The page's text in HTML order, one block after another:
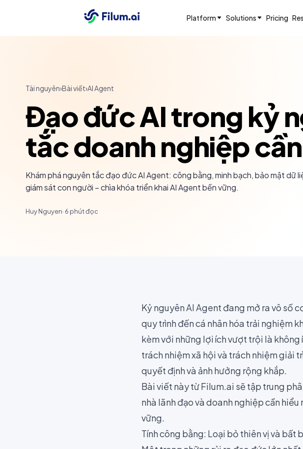
Platform Solutions Pricing
Tài nguyên›Bài viết›AI Agent
Đạo đức AI trong kỷ
tắc doanh nghiệp
Khám phá nguyên tắc đạo đức AI Agent: công bằng, minh bạch, bảo mật dữ
giám sát con người – chìa khóa triển khai AI Agent bền vững.
Huy Nguyen· 6 phút đọc
Kỷ nguyên AI Agent đang mở ra vô số
quy trình đến cá nhân hóa trải nghiệm
kèm với những lợi ích vượt trội là
trách nhiệm xã hội và trách nhiệm giải
quyết định và ảnh hưởng rộng khắp.
Bài viết này từ Filum.ai sẽ tập trung
nhà lãnh đạo và doanh nghiệp cần
vững.
Tính công bằng: Loại bỏ thiên vị và bất